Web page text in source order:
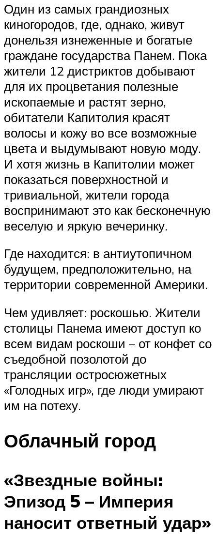
Один из самых грандиозных
киногородов, где, однако, живут
донельзя изнеженные и богатые
граждане государства Панем. Пока
жители 12 дистриктов добывают
для их процветания полезные
ископаемые и растят зерно,
обитатели Капитолия красят
волосы и кожу во все возможные
цвета и выдумывают новую моду.
И хотя жизнь в Капитолии может
показаться поверхностной и
тривиальной, жители города
воспринимают это как бесконечную
веселую и яркую вечеринку.
Где находится: в антиутопичном
будущем, предположительно, на
территории современной Америки.
Чем удивляет: роскошью. Жители
столицы Панема имеют доступ ко
всем видам роскоши – от конфет со
съедобной позолотой до
трансляции остросюжетных
«Голодных игр», где люди умирают
им на потеху.
Облачный город
«Звездные войны:
Эпизод 5 – Империя
наносит ответный удар»